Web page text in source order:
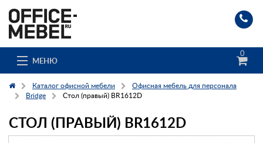
МЕНЮ
0
Каталог
Каталог офисной мебели
Офисная мебель для персонала
Bridge
Стол (правый) BR1612D
СТОЛ (ПРАВЫЙ) BR1612D